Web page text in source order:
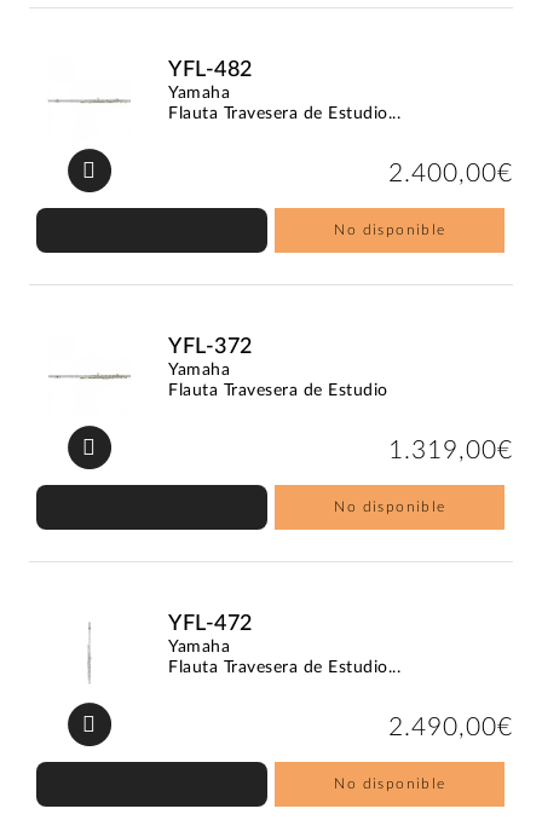
YFL-482
Yamaha
Flauta Travesera de Estudio...
2.400,00€
No disponible
YFL-372
Yamaha
Flauta Travesera de Estudio
1.319,00€
No disponible
YFL-472
Yamaha
Flauta Travesera de Estudio...
2.490,00€
No disponible